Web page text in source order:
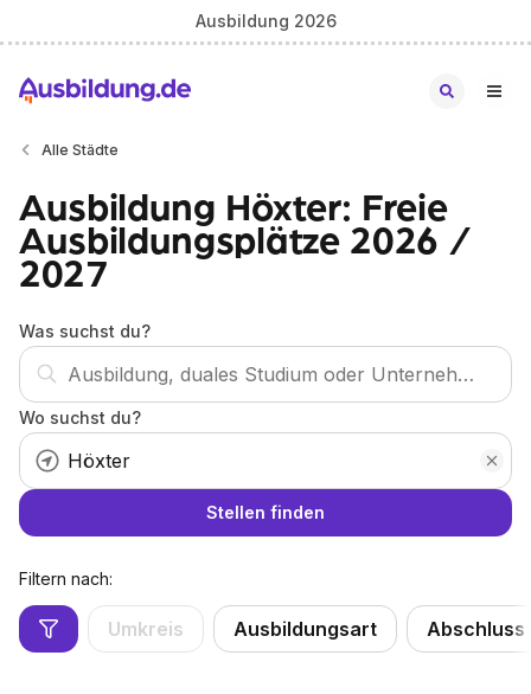
Ausbildung 2026
Alle Städte
Ausbildung Höxter: Freie
Ausbildungsplätze 2026 /
2027
Was suchst du?
Wo suchst du?
Stellen finden
Filtern nach:
Umkreis Ausbildungsart Abschluss